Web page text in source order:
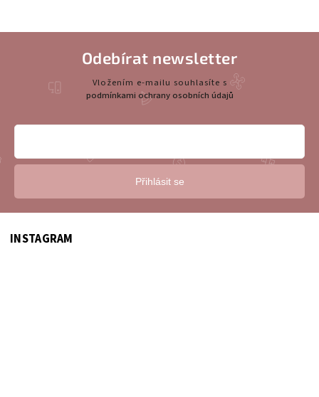
INSTAGRAM
Odebírat newsletter
Vložením e-mailu souhlasíte s
podmínkami ochrany osobních údajů
Přihlásit se